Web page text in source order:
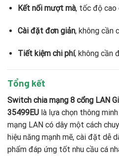
Kết nối mượt mà, tốc độ
Cài đặt đơn giản, không cần
Tiết kiệm chi phí, không cần
Tổng kết
Switch chia mạng 8 cổng LAN
35499EU là lựa chọn thông
mạng LAN có dây một cách
hiệu năng mạnh mẽ, cài đặt dễ
phẩm đáp ứng tốt nhu cầu cá